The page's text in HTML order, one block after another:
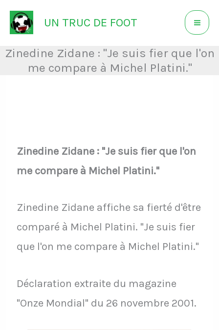
Aller
au
contenu
UN TRUC DE FOOT
Zinedine Zidane : "Je suis fier que l'on
me compare à Michel Platini."
Zinedine Zidane : "Je suis fier que l'on
me compare à Michel Platini."
Zinedine Zidane affiche sa fierté d'être
comparé à Michel Platini. "Je suis fier
que l'on me compare à Michel Platini."
Déclaration extraite du magazine
"Onze Mondial" du 26 novembre 2001.